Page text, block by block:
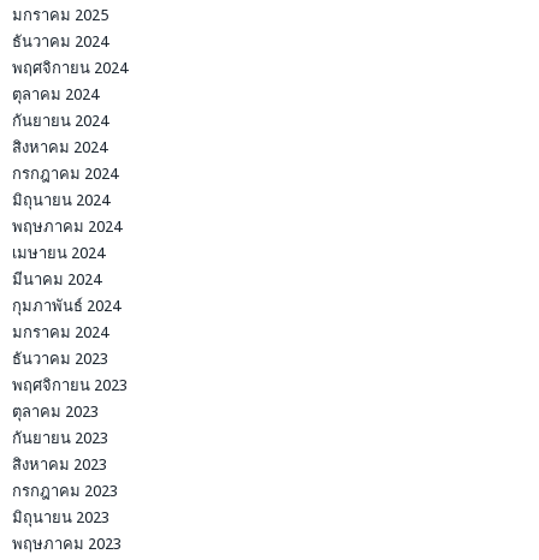
มกราคม 2025
ธันวาคม 2024
พฤศจิกายน 2024
ตุลาคม 2024
กันยายน 2024
สิงหาคม 2024
กรกฎาคม 2024
มิถุนายน 2024
พฤษภาคม 2024
เมษายน 2024
มีนาคม 2024
กุมภาพันธ์ 2024
มกราคม 2024
ธันวาคม 2023
พฤศจิกายน 2023
ตุลาคม 2023
กันยายน 2023
สิงหาคม 2023
กรกฎาคม 2023
มิถุนายน 2023
พฤษภาคม 2023